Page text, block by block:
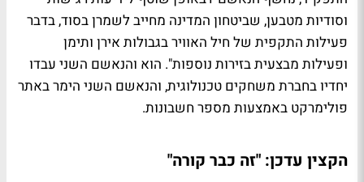
וסודיות מטבען, שביטחון המדינה מחייב לשמרן בסוד, בדבר
פעילות התקפית של חיל האוויר בגבולות אירן ותימן
ופעילות מבצעית בזירות נוספות". הוא והנאשם השני עבדו
יחדיו בחברת משחקים טכנולוגית, והנאשם השני הימר באתר
פולימרקט באמצעות מספר חשבונות.
הקצין עדכן: "זה כבר קורה"